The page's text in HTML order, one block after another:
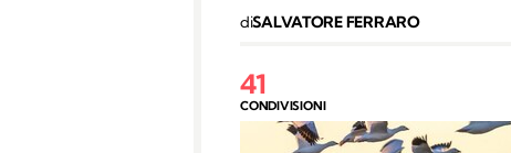
diSALVATORE FERRARO
41
CONDIVISIONI